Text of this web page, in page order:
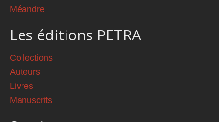
Méandre
Les éditions PETRA
Collections
Auteurs
Livres
Manuscrits